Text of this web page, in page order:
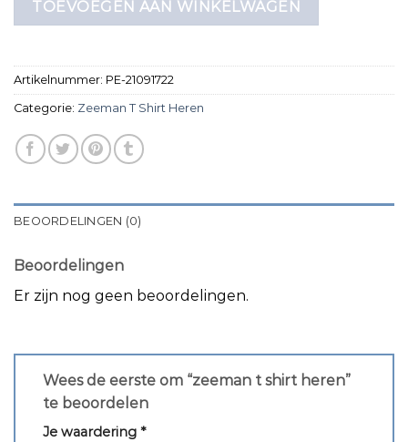
TOEVOEGEN AAN WINKELWAGEN
Artikelnummer: PE-21091722
Categorie: Zeeman T Shirt Heren
BEOORDELINGEN (0)
Beoordelingen
Er zijn nog geen beoordelingen.
Wees de eerste om “zeeman t shirt heren”
te beoordelen
Je waardering *